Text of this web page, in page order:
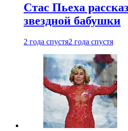
Стас Пьеха
звездной бабушки
2 года спустя2 года спустя